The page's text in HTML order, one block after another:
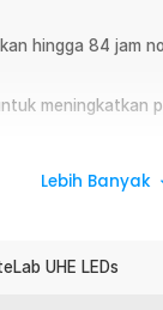
hingga 84 jam
Lebih Banyak
UHE LEDs